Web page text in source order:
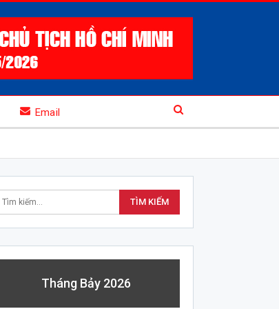
Email
Tháng Bảy 2026